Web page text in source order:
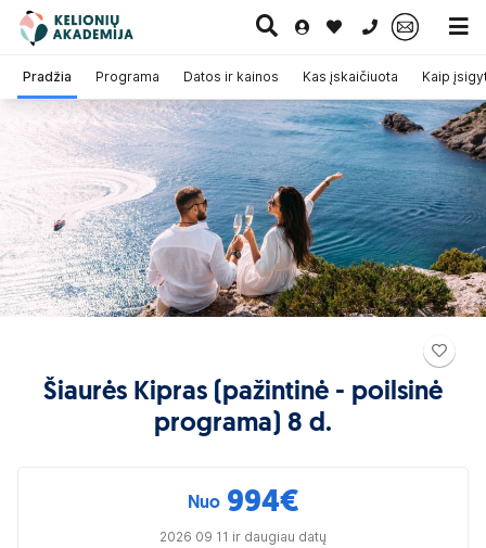
0 700 11007
Pažintinės
kelionės
Egzotinės
kelionės
Kruizai
Šiaurės Kipras (pažintinė - poilsinė
programa) 8 d.
Pradžia Programa Datos ir kainos Kas įskaičiuota Kaip
Nuo 994€
2026 09 11 ir daugiau datų